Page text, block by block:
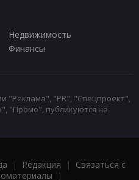
Недвижимость
Финансы
"Реклама", "PR", "Спецпроект",
"Промо", публикуются на
| Редакция | Связаться с
|